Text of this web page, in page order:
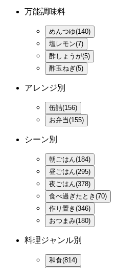
万能調味料
めんつゆ(140)
塩レモン(7)
酢しょうが(5)
酢玉ねぎ(5)
アレンジ別
缶詰(156)
お弁当(155)
シーン別
朝ごはん(184)
昼ごはん(295)
夜ごはん(378)
食べ過ぎたとき(70)
作り置き(346)
おつまみ(180)
料理ジャンル別
和食(814)